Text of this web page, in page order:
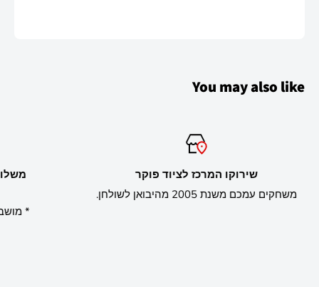
You may also like
שירוקו המרכז לציוד פוקר
משחקים עמכם משנת 2005 מהיבואן לשולחן.